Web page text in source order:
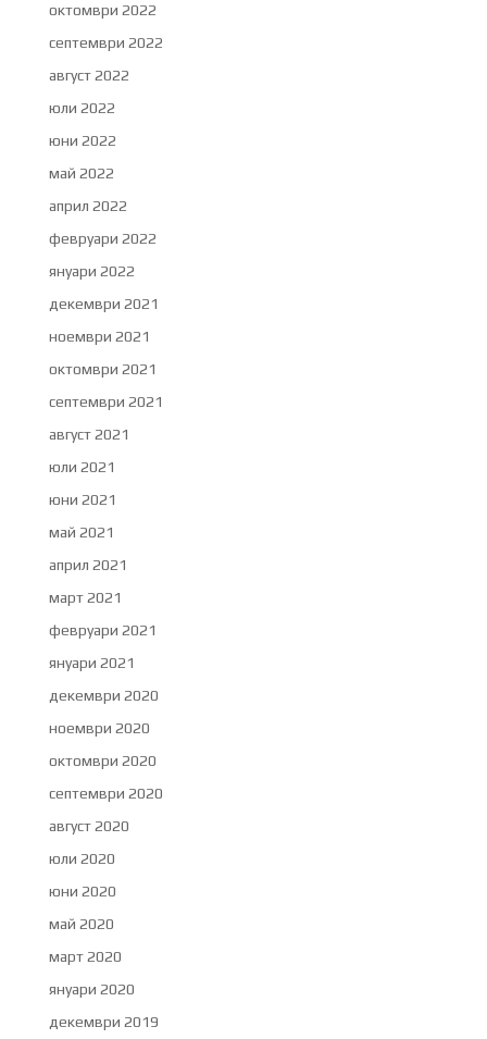
октомври 2022
септември 2022
август 2022
юли 2022
юни 2022
май 2022
април 2022
февруари 2022
януари 2022
декември 2021
ноември 2021
октомври 2021
септември 2021
август 2021
юли 2021
юни 2021
май 2021
април 2021
март 2021
февруари 2021
януари 2021
декември 2020
ноември 2020
октомври 2020
септември 2020
август 2020
юли 2020
юни 2020
май 2020
март 2020
януари 2020
декември 2019